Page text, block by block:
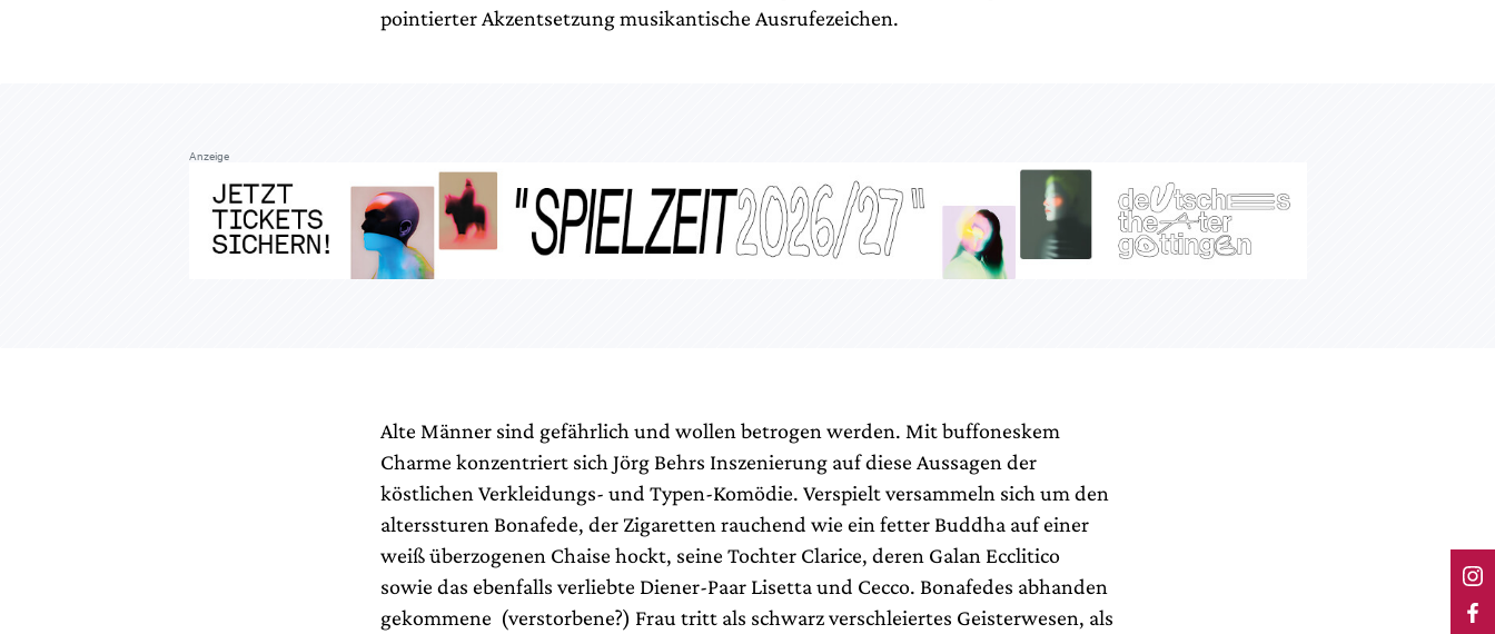
pointierter Akzentsetzung musikantische Ausrufezeichen.
Anzeige
Alte Männer sind gefährlich und wollen betrogen werden. Mit buffoneskem
Charme konzentriert sich Jörg Behrs Inszenierung auf diese Aussagen der
köstlichen Verkleidungs- und Typen-Komödie. Verspielt versammeln sich um den
alterssturen Bonafede, der Zigaretten rauchend wie ein fetter Buddha auf einer
weiß überzogenen Chaise hockt, seine Tochter Clarice, deren Galan Ecclitico
sowie das ebenfalls verliebte Diener-Paar Lisetta und Cecco. Bonafedes abhanden
gekommene (verstorbene?) Frau tritt als schwarz verschleiertes Geisterwesen, als